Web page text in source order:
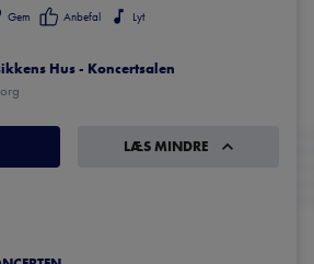
Gem Anbefal Lyt
Hus - Koncertsalen
LÆS MINDRE